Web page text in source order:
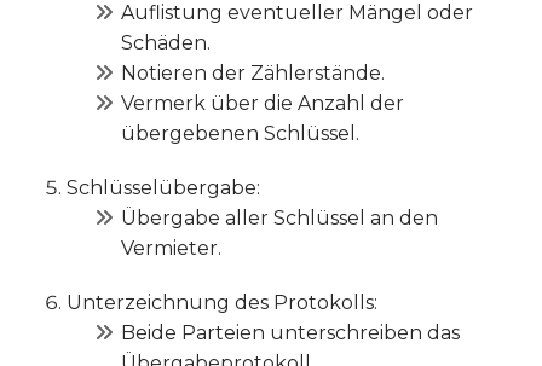
Auflistung eventueller Mängel oder
Schäden.
Notieren der Zählerstände.
Vermerk über die Anzahl der
übergebenen Schlüssel.
Schlüsselübergabe:
Übergabe aller Schlüssel an den
Vermieter.
Unterzeichnung des Protokolls:
Beide Parteien unterschreiben das